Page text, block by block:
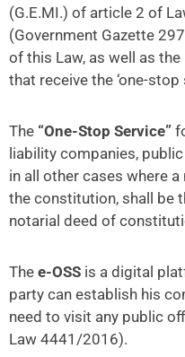
(G.E.MI.) of article 2 of
(Government Gazette
of this Law, as well as the
that receive the ‘one-
The “One-Stop Service”
liability companies,
in all other cases where
the constitution, shall be
notarial deed of
The e-OSS is a digital
party can establish his
need to visit any public
Law 4441/2016).